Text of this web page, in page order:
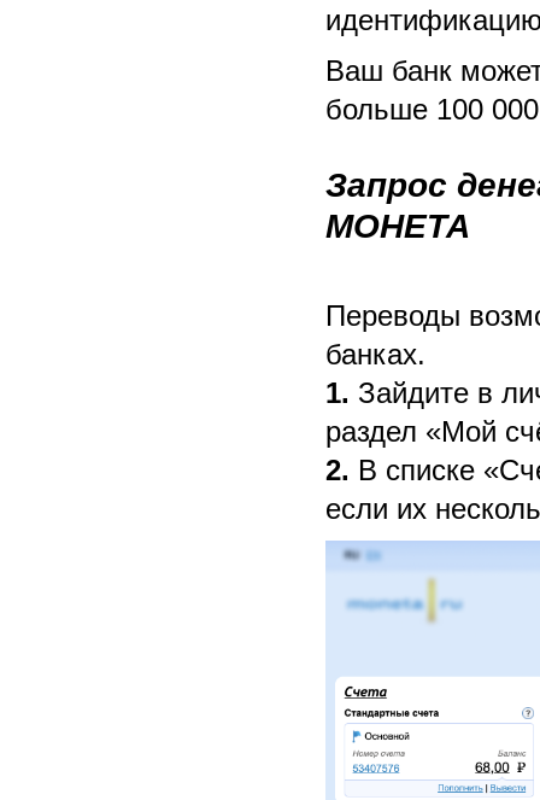
Ваш банк
больше 100
Запрос
МОНЕТА
Переводы
банках.
1. Зайдите в
раздел «Мой
2. В списке
если их